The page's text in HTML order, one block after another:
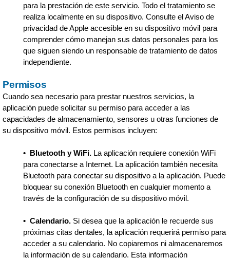
para la prestación de este servicio. Todo el tratamiento se
realiza localmente en su dispositivo. Consulte el Aviso de
privacidad de Apple accesible en su dispositivo móvil para
comprender cómo manejan sus datos personales para los
que siguen siendo un responsable de tratamiento de datos
independiente.
Permisos
Cuando sea necesario para prestar nuestros servicios, la
aplicación puede solicitar su permiso para acceder a las
capacidades de almacenamiento, sensores u otras funciones de
su dispositivo móvil. Estos permisos incluyen:
• Bluetooth y WiFi. La aplicación requiere conexión WiFi
para conectarse a Internet. La aplicación también necesita
Bluetooth para conectar su dispositivo a la aplicación. Puede
bloquear su conexión Bluetooth en cualquier momento a
través de la configuración de su dispositivo móvil.
• Calendario. Si desea que la aplicación le recuerde sus
próximas citas dentales, la aplicación requerirá permiso para
acceder a su calendario. No copiaremos ni almacenaremos
la información de su calendario. Esta información